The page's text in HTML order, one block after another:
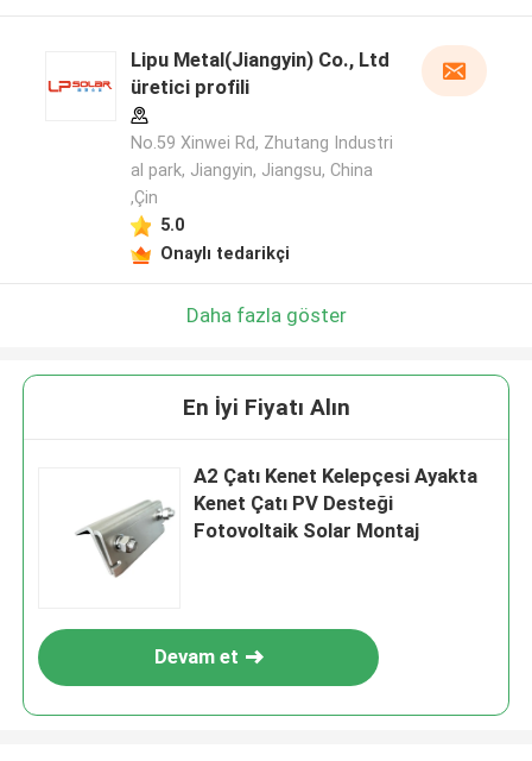
Lipu Metal(Jiangyin) Co., Ltd
üretici profili
No.59 Xinwei Rd, Zhutang Industri
al park, Jiangyin, Jiangsu, China
,Çin
5.0
Onaylı tedarikçi
Daha fazla göster
En İyi Fiyatı Alın
A2 Çatı Kenet Kelepçesi Ayakta
Kenet Çatı PV Desteği
Fotovoltaik Solar Montaj
Devam et